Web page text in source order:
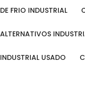
DE FRIO INDUSTRIAL
ALTERNATIVOS
INDUSTRIAL USADO